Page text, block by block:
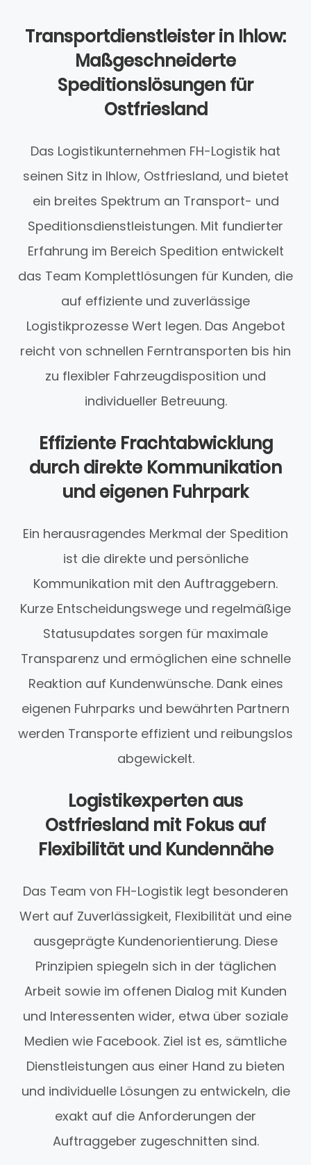
Transportdienstleister in Ihlow:
Maßgeschneiderte
Speditionslösungen für
Ostfriesland
Das Logistikunternehmen FH-Logistik hat
seinen Sitz in Ihlow, Ostfriesland, und bietet
ein breites Spektrum an Transport- und
Speditionsdienstleistungen. Mit fundierter
Erfahrung im Bereich Spedition entwickelt
das Team Komplettlösungen für Kunden, die
auf effiziente und zuverlässige
Logistikprozesse Wert legen. Das Angebot
reicht von schnellen Ferntransporten bis hin
zu flexibler Fahrzeugdisposition und
individueller Betreuung.
Effiziente Frachtabwicklung
durch direkte Kommunikation
und eigenen Fuhrpark
Ein herausragendes Merkmal der Spedition
ist die direkte und persönliche
Kommunikation mit den Auftraggebern.
Kurze Entscheidungswege und regelmäßige
Statusupdates sorgen für maximale
Transparenz und ermöglichen eine schnelle
Reaktion auf Kundenwünsche. Dank eines
eigenen Fuhrparks und bewährten Partnern
werden Transporte effizient und reibungslos
abgewickelt.
Logistikexperten aus
Ostfriesland mit Fokus auf
Flexibilität und Kundennähe
Das Team von FH-Logistik legt besonderen
Wert auf Zuverlässigkeit, Flexibilität und eine
ausgeprägte Kundenorientierung. Diese
Prinzipien spiegeln sich in der täglichen
Arbeit sowie im offenen Dialog mit Kunden
und Interessenten wider, etwa über soziale
Medien wie Facebook. Ziel ist es, sämtliche
Dienstleistungen aus einer Hand zu bieten
und individuelle Lösungen zu entwickeln, die
exakt auf die Anforderungen der
Auftraggeber zugeschnitten sind.